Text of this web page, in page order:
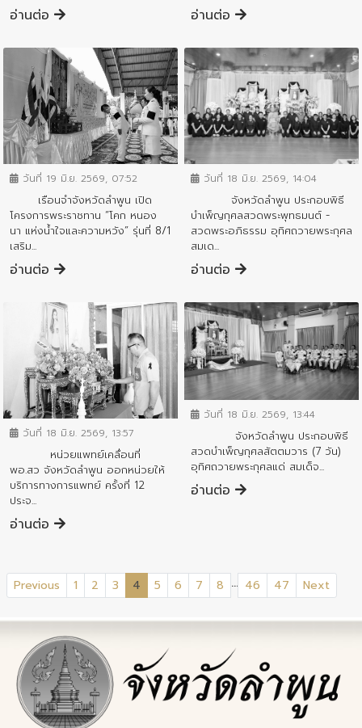
อ่านต่อ อ่านต่อ
ข่าวกิจกรรมสำคัญจังหวัด
วันที่ 19 มิ.ย. 2569, 07:52
เรือนจำจังหวัดลำพูน เปิด
โครงการพระราชทาน “โคก หนอง
นา แห่งน้ำใจและความหวัง” รุ่นที่ 8/1
เสริม...
อ่านต่อ
ข่าวกิจกรรมสำคัญจังหวัด
วันที่ 18 มิ.ย. 2569, 14:04
จังหวัดลำพูน ประกอบพิธี
บำเพ็ญกุศลสวดพระพุทธมนต์ -
สวดพระอภิธรรม อุทิศถวายพระกุศล
สมเด...
อ่านต่อ
ข่าวกิจกรรมสำคัญจังหวัด
วันที่ 18 มิ.ย. 2569, 13:57
หน่วยแพทย์เคลื่อนที่
พอ.สว จังหวัดลำพูน ออกหน่วยให้
บริการทางการแพทย์ ครั้งที่ 12
ประจ...
อ่านต่อ
ข่าวกิจกรรมสำคัญจังหวัด
วันที่ 18 มิ.ย. 2569, 13:44
จังหวัดลำพูน ประกอบพิธี
สวดบำเพ็ญกุศลสัตตมวาร (7 วัน)
อุทิศถวายพระกุศลแด่ สมเด็จ...
อ่านต่อ
Previous 1 2 3 4 (current)
5 6 7 8 ... 46 47 Next